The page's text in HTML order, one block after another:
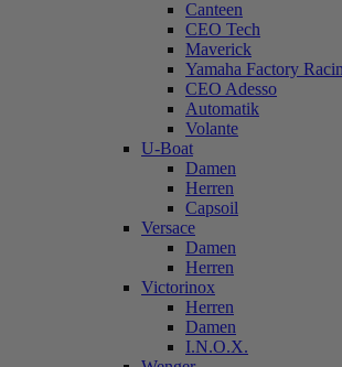
Canteen
CEO Tech
Maverick
Yamaha Factory
CEO Adesso
Automatik
Volante
U-Boat
Damen
Herren
Capsoil
Versace
Damen
Herren
Victorinox
Herren
Damen
I.N.O.X.